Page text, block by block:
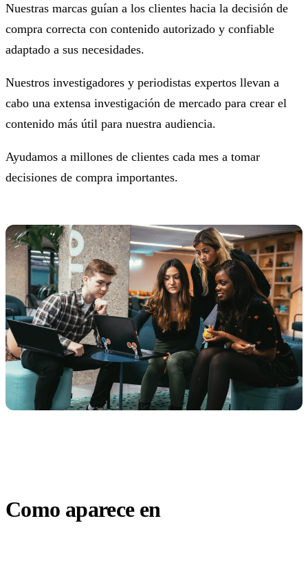
Nuestras marcas guían a los clientes hacia la decisión de
compra correcta con contenido autorizado y confiable
adaptado a sus necesidades.
Nuestros investigadores y periodistas expertos llevan a
cabo una extensa investigación de mercado para crear el
contenido más útil para nuestra audiencia.
Ayudamos a millones de clientes cada mes a tomar
decisiones de compra importantes.
Como aparece en